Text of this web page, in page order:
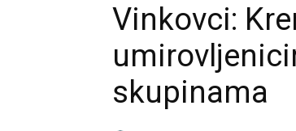
Vinkovci:
skupinama